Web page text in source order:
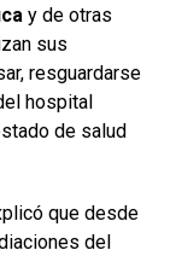
y de otras
sus
resguardarse
hospital
de salud
que desde
del